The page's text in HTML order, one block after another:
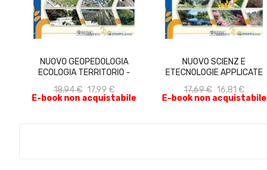
NUOVO GEOPEDOLOGIA
ECOLOGIA TERRITORIO -
18,94 € 17,99 €
E-book non acquistabile
ACQUISTA
NUOVO SCIENZ E
ETECNOLOGIE APPLICATE
17,69 € 16,81 €
E-book non acquistabile
ACQUISTA